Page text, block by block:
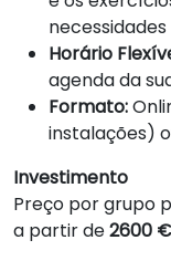
Horário
agenda da
Formato:
instalações)
Investimento
Preço por grupo
a partir de2600